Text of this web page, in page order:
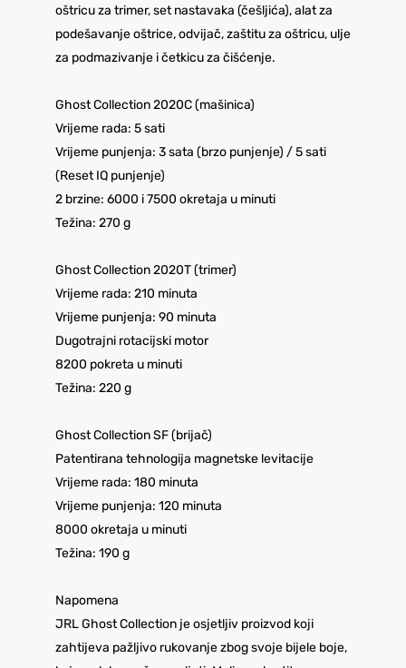
oštricu za trimer, set nastavaka (češljića), alat za
podešavanje oštrice, odvijač, zaštitu za oštricu, ulje
za podmazivanje i četkicu za čišćenje.
Ghost Collection 2020C (mašinica)
Vrijeme rada: 5 sati
Vrijeme punjenja: 3 sata (brzo punjenje) / 5 sati
(Reset IQ punjenje)
2 brzine: 6000 i 7500 okretaja u minuti
Težina: 270 g
Ghost Collection 2020T (trimer)
Vrijeme rada: 210 minuta
Vrijeme punjenja: 90 minuta
Dugotrajni rotacijski motor
8200 pokreta u minuti
Težina: 220 g
Ghost Collection SF (brijač)
Patentirana tehnologija magnetske levitacije
Vrijeme rada: 180 minuta
Vrijeme punjenja: 120 minuta
8000 okretaja u minuti
Težina: 190 g
Napomena
JRL Ghost Collection je osjetljiv proizvod koji
zahtijeva pažljivo rukovanje zbog svoje bijele boje,